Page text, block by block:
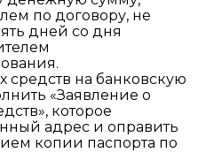
по договору, не
дней со дня
средств на банковскую
«Заявление о
которое
адрес и оправить
копии паспорта по